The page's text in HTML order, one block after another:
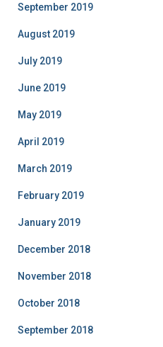
September 2019
August 2019
July 2019
June 2019
May 2019
April 2019
March 2019
February 2019
January 2019
December 2018
November 2018
October 2018
September 2018